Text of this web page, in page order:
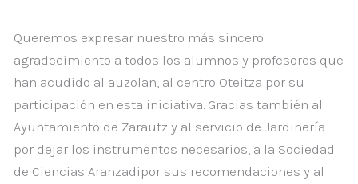
Queremos expresar nuestro más sincero
agradecimiento a todos los alumnos y profesores que
han acudido al auzolan, al centro Oteitza por su
participación en esta iniciativa. Gracias también al
Ayuntamiento de Zarautz y al servicio de Jardinería
por dejar los instrumentos necesarios, a la Sociedad
de Ciencias Aranzadipor sus recomendaciones y al